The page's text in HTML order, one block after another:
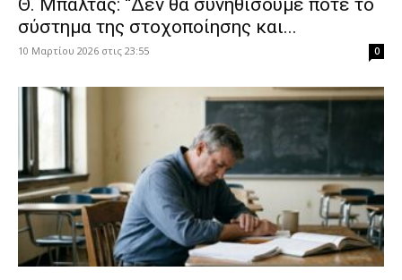
σύστημα της στοχοποίησης και...
10 Μαρτίου 2026 στις 23:55 0